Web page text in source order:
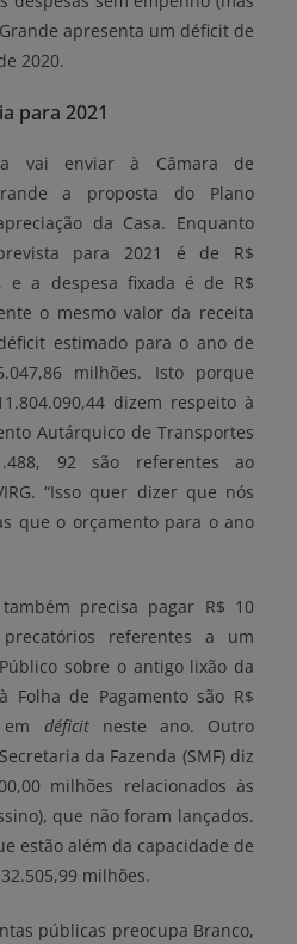
apresenta um déficit de
2020.
para 2021
vai enviar à Câmara de
a proposta do Plano
da Casa. Enquanto
para 2021 é de R$
e a despesa fixada é de R$
o mesmo valor da receita
estimado para o ano de
milhões. Isto porque
dizem respeito à
Autárquico de Transportes
92 são referentes ao
“Isso quer dizer que nós
que o orçamento para o ano
precisa pagar R$ 10
referentes a um
sobre o antigo lixão da
Folha de Pagamento são R$
em déficitneste ano. Outro
da Fazenda (SMF) diz
milhões relacionados às
que não foram lançados.
estão além da capacidade de
milhões.
públicas preocupa Branco,